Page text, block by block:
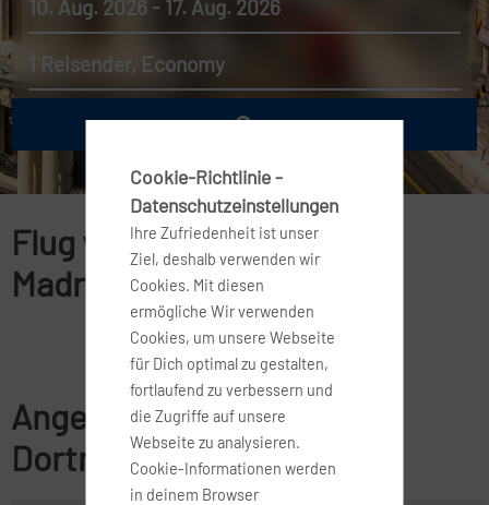
10. Aug. 2026 - 17. Aug. 2026
1 Reisender, Economy
Flug von Dortmund nach
Madrid
Angebote für Flüge von
Dortmund nach Madrid
Cookie-Richtlinie -
Datenschutzeinstellungen
Ihre Zufriedenheit ist unser
Ziel, deshalb verwenden wir
Cookies. Mit diesen
ermögliche Wir verwenden
Cookies, um unsere Webseite
für Dich optimal zu gestalten,
fortlaufend zu verbessern und
die Zugriffe auf unsere
Webseite zu analysieren.
Cookie-Informationen werden
in deinem Browser